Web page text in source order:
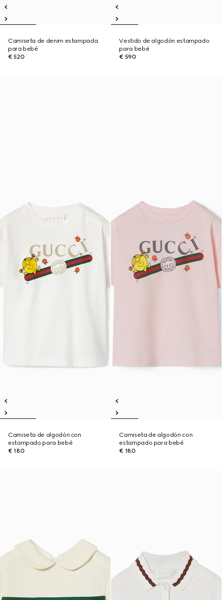
Camiseta de denim estampada
para bebé
€ 520
Vestido de algodón estampado
para bebé
€ 590
Camiseta de algodón con
estampado para bebé
€ 180
Camiseta de algodón con
estampado para bebé
€ 180